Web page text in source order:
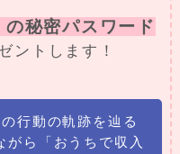
秘密パスワード
ントします！
行動の軌跡を辿る
がら「おうちで収入